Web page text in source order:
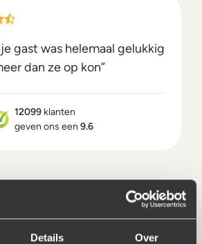
Details Over
gast was helemaal gelukkig
dan ze op kon”
12099 klanten
geven ons een 9.6